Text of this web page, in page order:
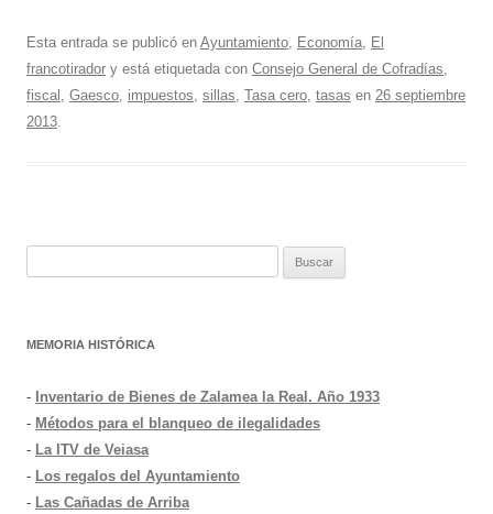
Esta entrada se publicó en Ayuntamiento, Economía, El
francotirador y está etiquetada con Consejo General de Cofradías,
fiscal , Gaesco, impuestos, sillas, Tasa cero, tasas en 26 septiembre
2013.
MEMORIA HISTÓRICA
- Inventario de Bienes de Zalamea la Real. Año 1933
- Métodos para el blanqueo de ilegalidades
- La ITV de Veiasa
- Los regalos del Ayuntamiento
- Las Cañadas de Arriba